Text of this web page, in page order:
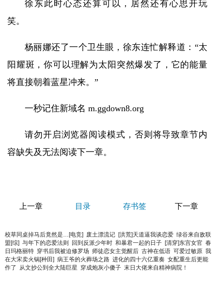
徐东此时心态还算可以，居然还有心思开玩
笑。
杨丽娜还了一个卫生眼，徐东连忙解释道：“太
阳耀斑，你可以理解为太阳突然爆发了，它的能量
将直接朝着蓝星冲来。”
一秒记住新域名 m.ggdown8.org
请勿开启浏览器阅读模式，否则将导致章节内
容缺失及无法阅读下一章。
上一章 目录 存书签 下一章
校草同桌掉马后竟然是…[电竞] 废土漂流记 [洪荒]天道逼我谈恋爱 绿谷来自敌联
盟[综] 与年下的恋爱法则 回到反派少年时 和暴君一起的日子 [清穿]东宫女官 春
日玛格丽特 穿书后我被迫修罗场 师徒恋女主觉醒后 古神在低语 可爱过敏原 我
在大宋卖火锅[种田] 病王爷的火葬场之路 进化的四十六亿重奏 女配重生后更能
作了
从文抄公到全大陆巨星 穿成炮灰小傻子 末日大佬来自精神病院！